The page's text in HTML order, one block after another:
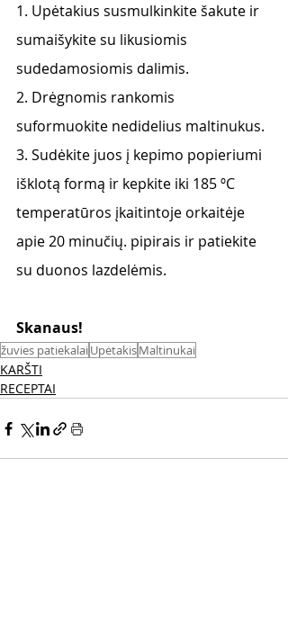
1. Upėtakius susmulkinkite šakute ir
sumaišykite su likusiomis
sudedamosiomis dalimis.
2. Drėgnomis rankomis
suformuokite nedidelius maltinukus.
3. Sudėkite juos į kepimo popieriumi
išklotą formą ir kepkite iki 185 ºC
temperatūros įkaitintoje orkaitėje
apie 20 minučių. pipirais ir patiekite
su duonos lazdelėmis.
Skanaus!
žuvies patiekalaiUpėtakisMaltinukai
KARŠTI
RECEPTAI